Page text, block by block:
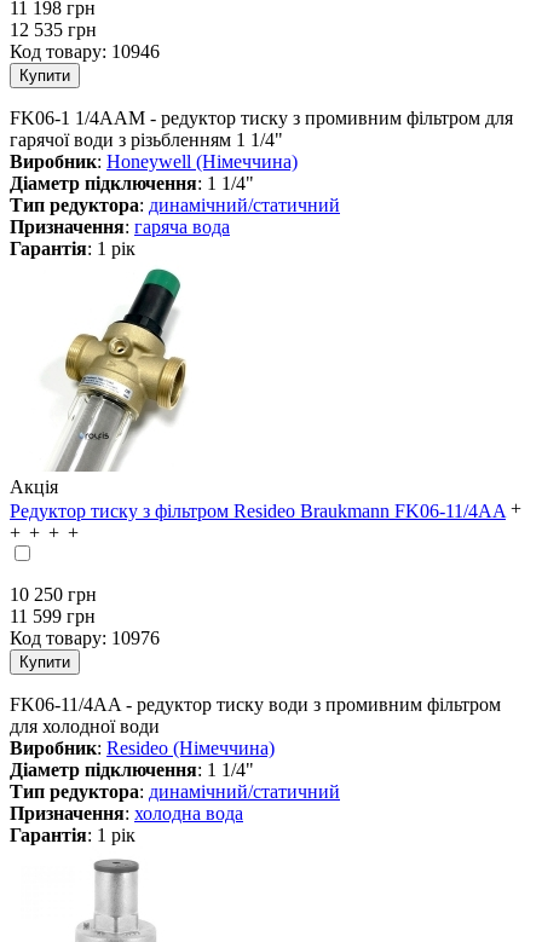
11 198 грн
12 535 грн
Код товару: 10946
FK06-1 1/4AAM - редуктор тиску з промивним фільтром для
гарячої води з різьбленням 1 1/4"
Виробник: Honeywell (Німеччина)
Діаметр підключення: 1 1/4"
Тип редуктора: динамічний/статичний
Призначення: гаряча вода
Гарантія: 1 рік
Акція
Редуктор тиску з фільтром Resideo Braukmann FK06-11/4AA
10 250 грн
11 599 грн
Код товару: 10976
FK06-11/4AA - редуктор тиску води з промивним фільтром
для холодної води
Виробник: Resideo (Німеччина)
Діаметр підключення: 1 1/4"
Тип редуктора: динамічний/статичний
Призначення: холодна вода
Гарантія: 1 рік